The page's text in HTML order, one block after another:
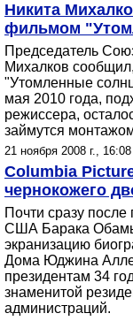
Никита
фильмом
Председатель
Михалков
"Утомленные
мая 2010 года,
режиссера,
займутся
21 ноября 2008 г., 16:08
Columbia
чернокожего
Почти сразу
США Барака
экранизацию
Дома Юджина
президентам 34
знаменитой
администраций.